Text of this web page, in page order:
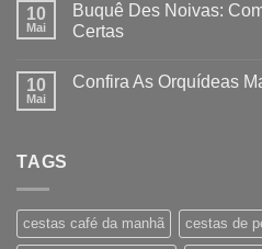
10
Mai
Buquê Des Noivas:
Certas
10
Mai
Confira As Orquídeas
TAGS
cestas café da manhã cestas de